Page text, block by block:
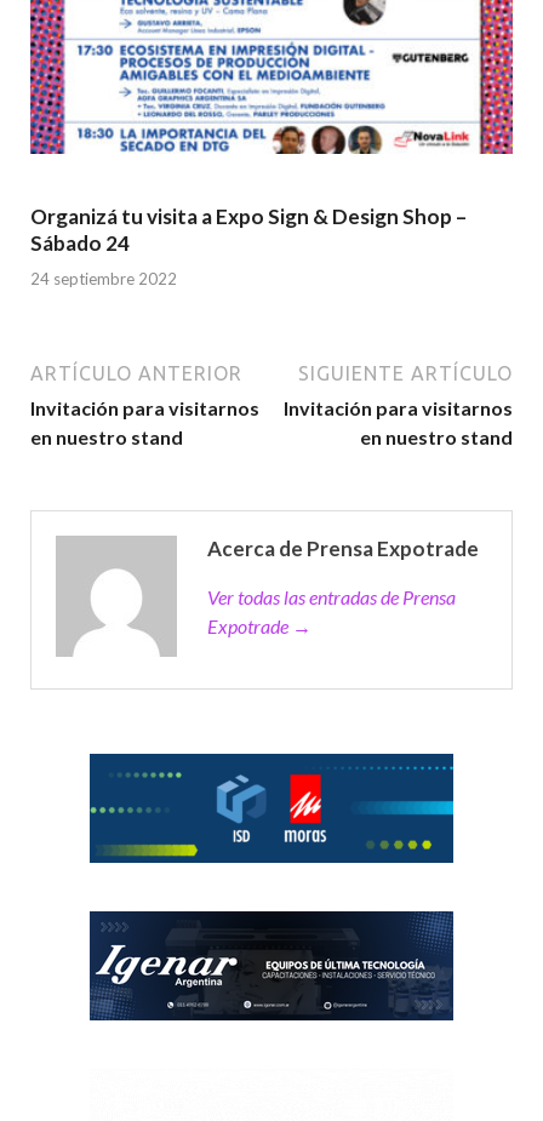
Organizá tu visita a Expo Sign & Design Shop –
Sábado 24
24 septiembre 2022
ARTÍCULO ANTERIOR
Invitación para visitarnos
en nuestro stand
SIGUIENTE ARTÍCULO
Invitación para visitarnos
en nuestro stand
Acerca de Prensa Expotrade
Ver todas las entradas de Prensa
Expotrade →